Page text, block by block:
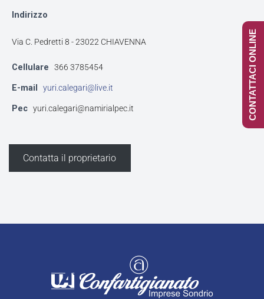
Indirizzo
Via C. Pedretti 8 - 23022 CHIAVENNA
Cellulare 366 3785454
E-mail yuri.calegari@live.it
Pec yuri.calegari@namirialpec.it
Contatta il proprietario
CONTATTACI ONLINE